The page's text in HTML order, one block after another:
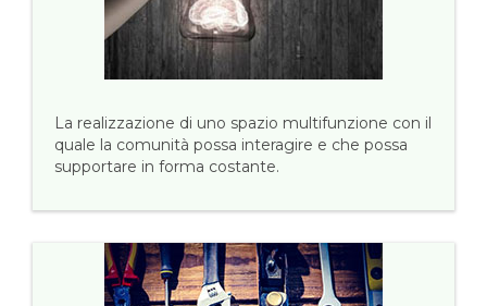
La realizzazione di uno spazio multifunzione con il
quale la comunità possa interagire e che possa
supportare in forma costante.